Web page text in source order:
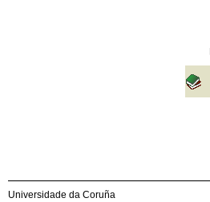
Universidade da Coruña